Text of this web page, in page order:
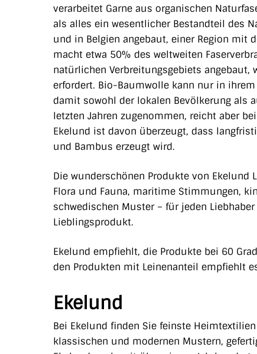
verarbeitet Garne aus organischen
als alles ein wesentlicher Bestandteil des
und in Belgien angebaut, einer Region mit
macht etwa 50% des weltweiten
natürlichen Verbreitungsgebiets angebaut,
erfordert. Bio-Baumwolle kann nur in
damit sowohl der lokalen Bevölkerung als
letzten Jahren zugenommen, reicht aber
Ekelund ist davon überzeugt, dass
und Bambus erzeugt wird.
Die wunderschönen Produkte von Ekelund
Flora und Fauna, maritime Stimmungen,
schwedischen Muster – für jeden
Lieblingsprodukt.
Ekelund empfiehlt, die Produkte bei 60
den Produkten mit Leinenanteil empfiehlt
Ekelund
Bei Ekelund finden Sie feinste
klassischen und modernen Mustern,